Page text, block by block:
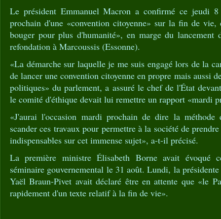
Le président Emmanuel Macron a confirmé ce jeudi 8
prochain d'une «convention citoyenne» sur la fin de
bouger pour plus d'humanité», en marge du
refondation à Marcoussis (Essonne).
«La démarche sur laquelle je me suis engagé lors de la
de lancer une convention citoyenne en propre mais aussi
politiques» du parlement, a assuré le chef de l'État
le comité d'éthique devait lui remettre un rapport «mardi
«J'aurai l'occasion mardi prochain de dire la méthode
scander ces travaux pour permettre à la société de
indispensables sur cet immense sujet», a-t-il précisé.
La première ministre Élisabeth Borne avait évoqué
séminaire gouvernemental le 31 août. Lundi, la
Yaël Braun-Pivet avait déclaré être en attente que «le
rapidement d'un texte relatif à la fin de vie».